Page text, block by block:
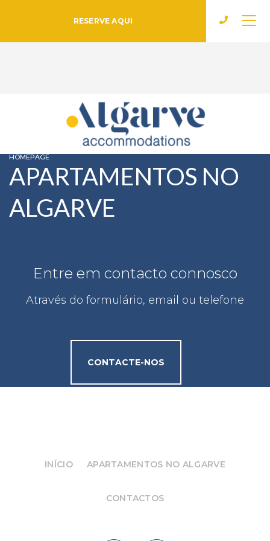
RESERVE AQUI
HOMEPAGE
APARTAMENTOS NO
ALGARVE
Entre em contacto connosco
Através do formulário, email ou telefone
CONTACTE-NOS
INÍCIO APARTAMENTOS NO ALGARVE
CONTACTOS